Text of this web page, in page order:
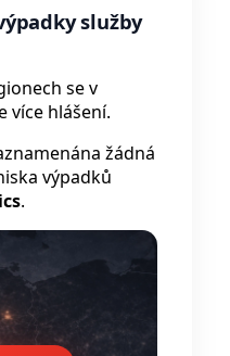
služby
se v
více hlášení.
žádná
výpadků
.